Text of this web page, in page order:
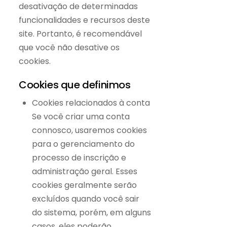
desativação de determinadas
funcionalidades e recursos deste
site. Portanto, é recomendável
que você não desative os
cookies.
Cookies que definimos
Cookies relacionados à conta
Se você criar uma conta
connosco, usaremos cookies
para o gerenciamento do
processo de inscrição e
administração geral. Esses
cookies geralmente serão
excluídos quando você sair
do sistema, porém, em alguns